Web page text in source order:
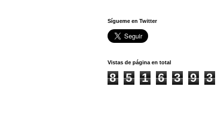
Sígueme en Twitter
Vistas de página en total
8 5 1 6 3 9 3